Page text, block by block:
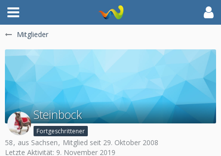
Mitglieder
Steinbock
Fortgeschrittener
58 aus Sachsen
Mitglied seit 29. Oktober 2008
Letzte Aktivität: 9. November 2019